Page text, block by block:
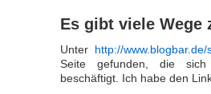
Es gibt viele Wege
Unter http://
Seite gefunden, die sich
beschäftigt. Ich habe den